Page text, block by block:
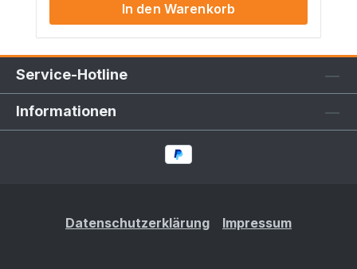
In den Warenkorb
Service-Hotline
Informationen
Datenschutzerklärung Impressum